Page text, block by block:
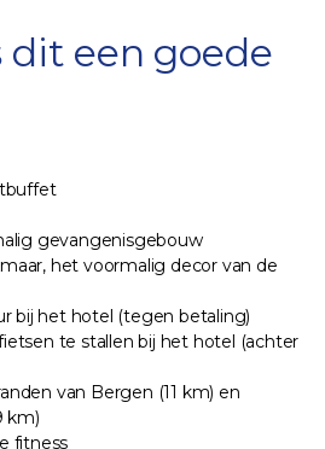
dit een goede
gevangenisgebouw
het voormalig decor van de
bij het hotel (tegen betaling)
te stallen bij het hotel (achter
van Bergen (11 km) en
km)
fitness